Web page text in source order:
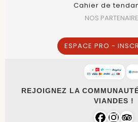
Cahier de
NOS
ESPACE PRO -
REJOIGNEZ LA
VIANDES !